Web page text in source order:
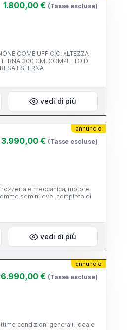
1.800,00 € (Tasse escluse)
COME UFFICIO. ALTEZZA
300 CM. COMPLETO DI
ESTERNA
vedi di più
annuncio
3.990,00 € (Tasse escluse)
e meccanica, motore
vedi di più
annuncio
6.990,00 € (Tasse escluse)
condizioni generali, ideale